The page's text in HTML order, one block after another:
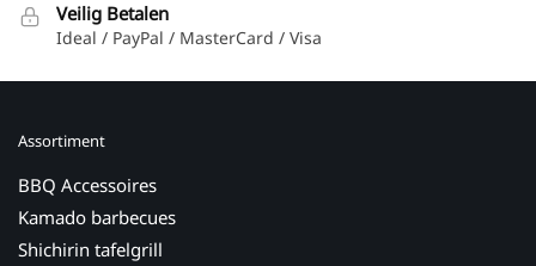
Veilig Betalen
Ideal / PayPal / MasterCard / Visa
Assortiment
BBQ Accessoires
Kamado barbecues
Shichirin tafelgrill